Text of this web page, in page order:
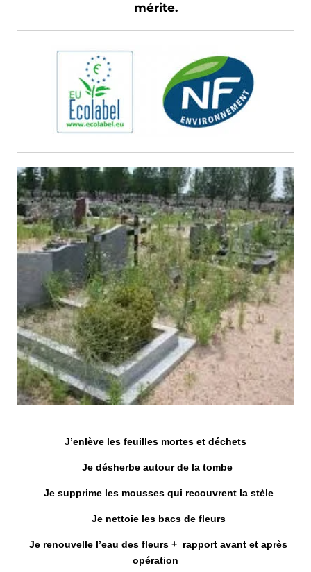
mérite.
J’enlève les feuilles mortes et déchets
Je désherbe autour de la tombe
Je supprime les mousses qui recouvrent la stèle
Je nettoie les bacs de fleurs
Je renouvelle l’eau des fleurs + rapport avant et après
opération